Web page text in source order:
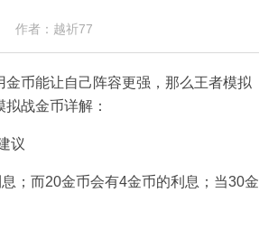
作者：越祈77
币能让自己阵容更强，那么王者模拟
战金币详解：
；而20金币会有4金币的利息；当30金